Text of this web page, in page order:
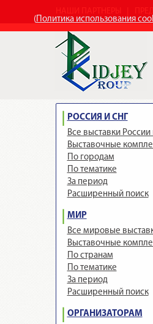
(Политика использования
РОССИЯ И СНГ
Все выставки России
Выставочные
По городам
По тематике
За период
Расширенный поиск
МИР
Все мировые
Выставочные
По странам
По тематике
За период
Расширенный поиск
ОРГАНИЗАТОРАМ